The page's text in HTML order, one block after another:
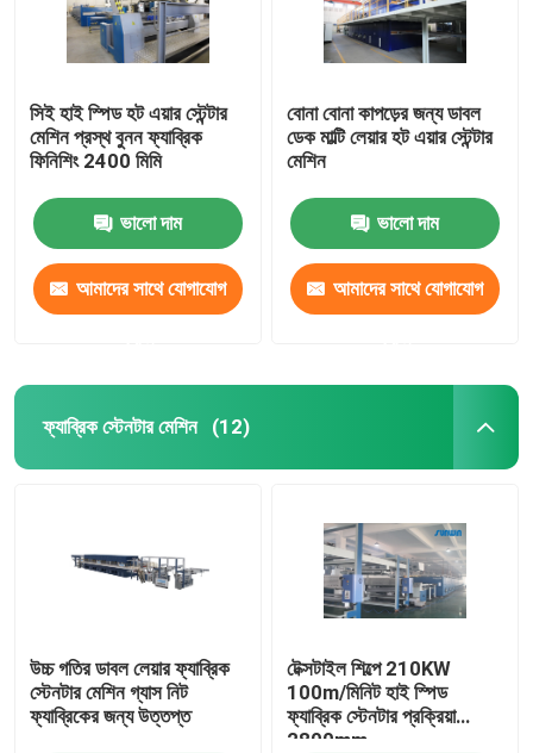
সিই হাই স্পিড হট এয়ার স্টেন্টার
মেশিন প্রস্থ বুনন ফ্যাব্রিক
ফিনিশিং 2400 মিমি
ভালো দাম
আমাদের সাথে যোগাযোগ
বোনা বোনা কাপড়ের জন্য ডাবল
ডেক মাল্টি লেয়ার হট এয়ার স্টেন্টার
মেশিন
ভালো দাম
আমাদের সাথে যোগাযোগ
ফ্যাব্রিক স্টেনটার মেশিন (12)
উচ্চ গতির ডাবল লেয়ার ফ্যাব্রিক
স্টেনটার মেশিন গ্যাস নিট
ফ্যাব্রিকের জন্য উত্তপ্ত
টেক্সটাইল শিল্পে 210KW
100m/মিনিট হাই স্পিড
ফ্যাব্রিক স্টেনটার প্রক্রিয়া
2800mm